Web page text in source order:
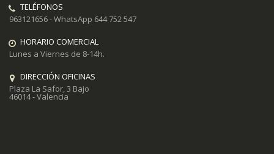
TELÉFONOS
963121656 - WhatsApp 644 752 547
HORARIO COMERCIAL
Lunes a Viernes de 8-14h.
DIRECCIÓN OFICINAS
Plaza La Safor, 3 Bajo
46014 - Valencia